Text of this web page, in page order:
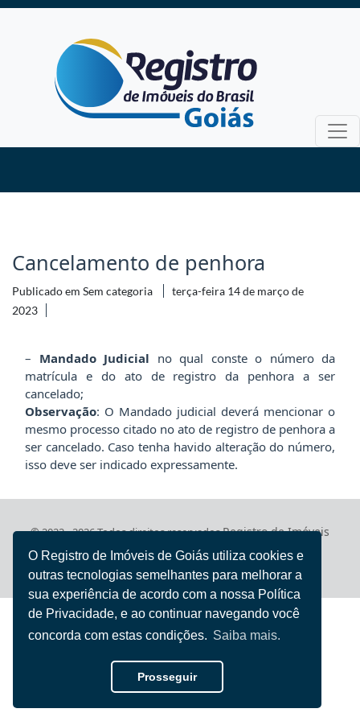
O Registro de Imóveis de Goiás utiliza cookies e
outras tecnologias semelhantes para melhorar a
sua experiência de acordo com a nossa Política
de Privacidade, e ao continuar navegando você
concorda com estas condições. Saiba mais.
Prosseguir
Cancelamento de penhora
Publicado em Sem categoria
terça-feira 14 de março de
2023
– Mandado Judicial no qual conste o número da
matrícula e do ato de registro da penhora a ser
cancelado;
Observação: O Mandado judicial deverá mencionar o
mesmo processo citado no ato de registro de penhora a
ser cancelado. Caso tenha havido alteração do número,
isso deve ser indicado expressamente.
© 2022 - 2026 Todos direitos reservadosRegistro de Imóveis
de Goiás
Iury Flores